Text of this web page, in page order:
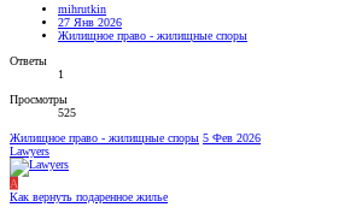
mihrutkin
27 Янв 2026
Жилищное право - жилищные споры
Ответы
1
Просмотры
525
Жилищное право - жилищные споры 5 Фев 2026
Lawyers
А
Как вернуть подаренное жилье